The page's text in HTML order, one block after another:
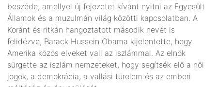
beszéde, amellyel új fejezetet kívánt nyitni az Egyesült
Államok és a muzulmán világ közötti kapcsolatban. A
Koránt és ritkán hangoztatott második nevét is
felidézve, Barack Hussein Obama kijelentette, hogy
Amerika közös elveket vall az iszlámmal. Az elnök
sürgette az iszlám nemzeteket, hogy segítsék elő a női
jogok, a demokrácia, a vallási türelem és az emberi